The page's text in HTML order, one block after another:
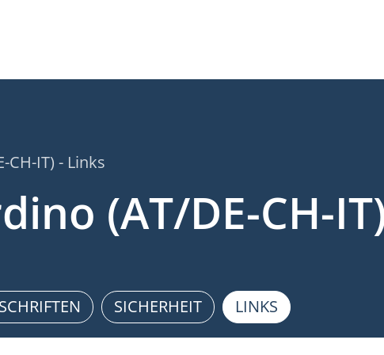
CH-IT) - Links
(AT/DE-CH-
SICHERHEIT LINKS